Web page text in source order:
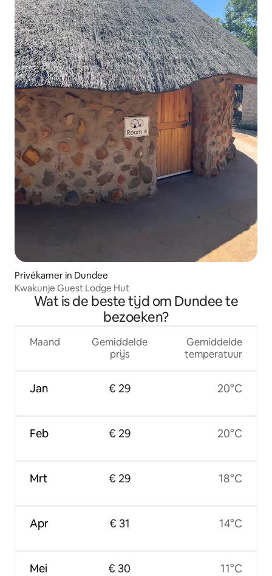
Privékamer in Dundee
Kwakunje Guest Lodge Hut
Wat is de beste tijd om Dundee te
bezoeken?
Maand
Jan
Feb
Mrt
Apr
Mei
Gemiddelde
prijs
€ 29
€ 29
€ 29
€ 31
€ 30
Gemiddelde
temperatuur
20°C
20°C
18°C
14°C
11°C